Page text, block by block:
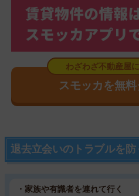
スモッカを無
退去立会いのトラブルを
・家族や有識者を連れて行く